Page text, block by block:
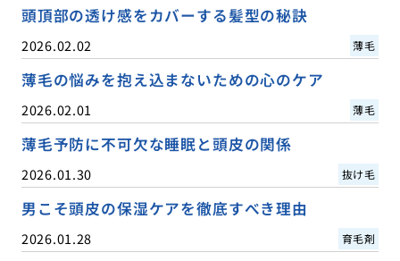
頭頂部の透け感をカバーする髪型の秘訣
2026.02.02 薄毛
薄毛の悩みを抱え込まないための心のケア
2026.02.01 薄毛
薄毛予防に不可欠な睡眠と頭皮の関係
2026.01.30 抜け毛
男こそ頭皮の保湿ケアを徹底すべき理由
2026.01.28 育毛剤